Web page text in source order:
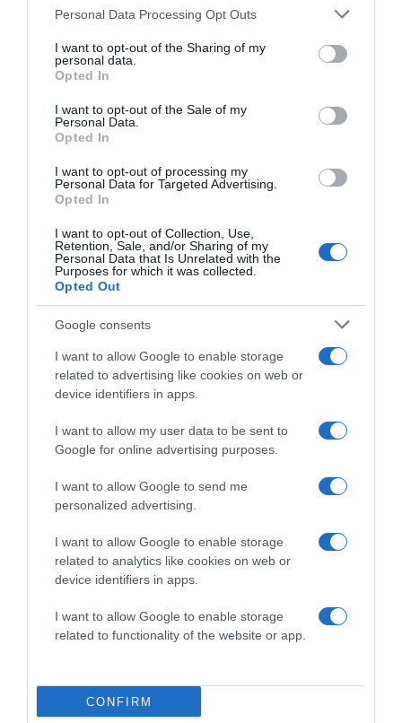
Please note that this website/app uses one or more Google
not limited to your visit or usage behaviour. You may click to
grant or deny consent to Google and its third-party tags to
use your data for below specified purposes in below Google
consent section.
Personal Data Processing Opt Outs
I want to opt-out of the Sharing of my
personal data.
Opted In
I want to opt-out of the Sale of my
Personal Data.
Opted In
I want to opt-out of processing my
Personal Data for Targeted Advertising.
Opted In
I want to opt-out of Collection, Use,
Retention, Sale, and/or Sharing of my
Personal Data that Is Unrelated with the
Purposes for which it was collected.
Opted Out
Google consents
I want to allow Google to enable storage
related to advertising like cookies on web or
device identifiers in apps.
I want to allow my user data to be sent to
Google for online advertising purposes.
I want to allow Google to send me
personalized advertising.
I want to allow Google to enable storage
related to analytics like cookies on web or
device identifiers in apps.
I want to allow Google to enable storage
related to functionality of the website or app.
CONFIRM
helytállás, női szerepe,anyai szerep
Korábbi bejegyzések
HASONLÓ BEJEGYZÉSEK
Csökkenti a vérnyomást, és védi a szívet